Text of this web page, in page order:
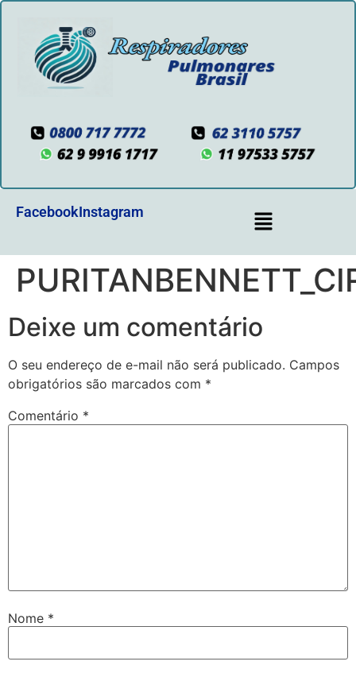
FacebookInstagram
Deixe um comentário
O seu endereço de e-mail não será publicado. Campos
obrigatórios são marcados com *
Comentário *
Nome *